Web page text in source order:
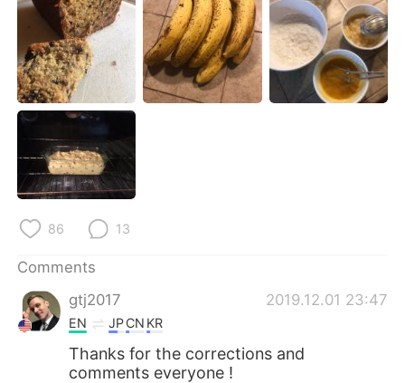
86 13
Comments
gtj2017
2019.12.01 23:47
EN JPCN KR
Thanks for the corrections and
comments everyone !